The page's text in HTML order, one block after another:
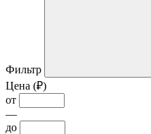
Фильтр
Цена (₽)
от
—
до